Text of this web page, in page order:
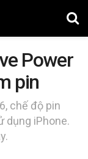
Power
pin
chế độ pin
dụng iPhone.